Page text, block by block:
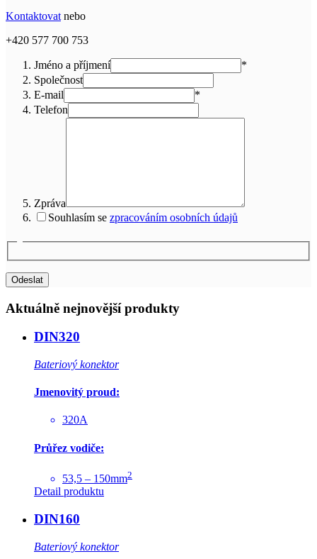
Kontaktovat nebo
+420 577 700 753
Jméno a příjmení
*
Společnost
E-mail
*
Telefon
Zpráva
Souhlasím se zpracováním osobních údajů
Aktuálně nejnovější produkty
DIN320
Bateriový konektor
Jmenovitý proud:
320A
Průřez vodiče:
53,5 – 150mm2
Detail produktu
DIN160
Bateriový konektor